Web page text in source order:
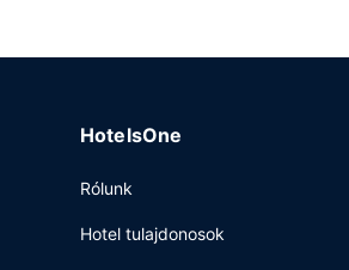
HotelsOne
Rólunk
Hotel tulajdonosok